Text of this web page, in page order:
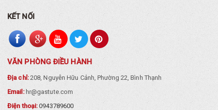
KẾT NỐI
VĂN PHÒNG ĐIỀU HÀNH
Địa chỉ:208, Nguyễn Hữu Cảnh, Phường 22, Bình Thạnh
Email: hr@gastute.com
Điện thoại:0943789600